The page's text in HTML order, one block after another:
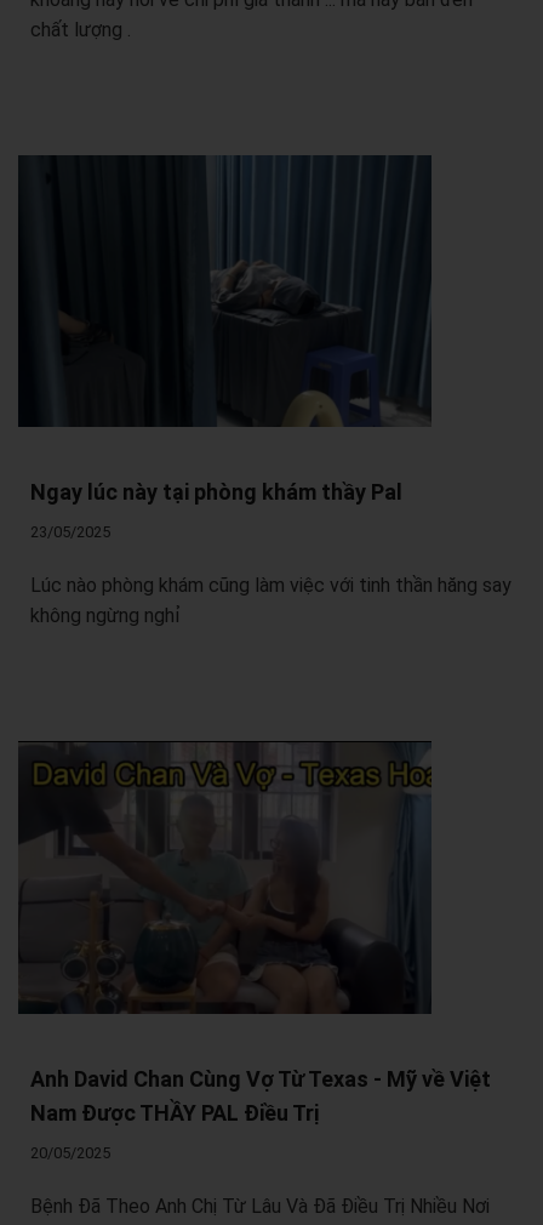
chất lượng .
Ngay lúc này tại phòng khám thầy Pal
23/05/2025
Lúc nào phòng khám cũng làm việc với tinh thần hăng say
không ngừng nghỉ
Anh David Chan Cùng Vợ Từ Texas - Mỹ về Việt
Nam Được THẦY PAL Điều Trị
20/05/2025
Bệnh Đã Theo Anh Chị Từ Lâu Và Đã Điều Trị Nhiều Nơi